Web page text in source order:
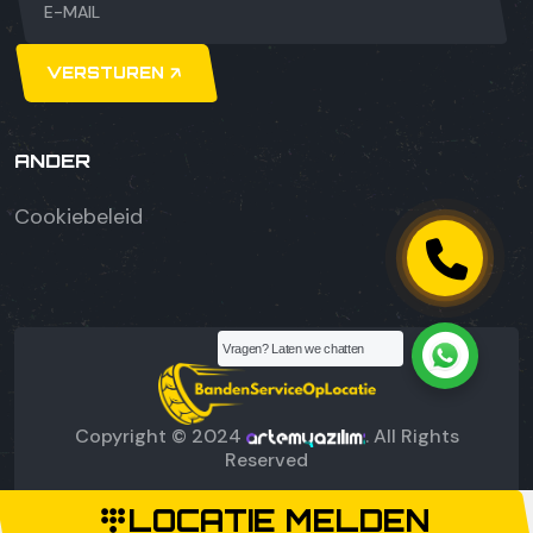
VERSTUREN
ANDER
Cookiebeleid
Copyright © 2024
. All Rights
Reserved
LOCATIE MELDEN
Vragen? Laten we chatten